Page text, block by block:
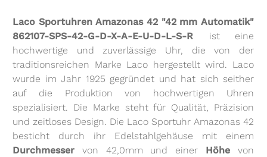
Laco Sportuhren Amazonas 42 "42 mm Automatik"
862107-SPS-42-G-D-X-A-E-U-D-L-S-R ist eine
hochwertige und zuverlässige Uhr, die von der
traditionsreichen Marke Laco hergestellt wird. Laco
wurde im Jahr 1925 gegründet und hat sich seither
auf die Produktion von hochwertigen Uhren
spezialisiert. Die Marke steht für Qualität, Präzision
und zeitloses Design. Die Laco Sportuhr Amazonas 42
besticht durch ihr Edelstahlgehäuse mit einem
Durchmesser von 42,0mm und einer Höhe von